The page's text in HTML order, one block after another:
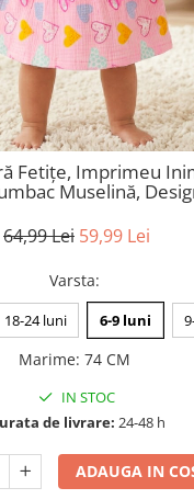
Fetițe, Imprimeu
Muselină,
64,99 Lei 59,99 Lei
Varsta:
18-24 luni 6-9 luni
Marime: 74 CM
IN STOC
de livrare: 24-48 h
ADAUGA IN